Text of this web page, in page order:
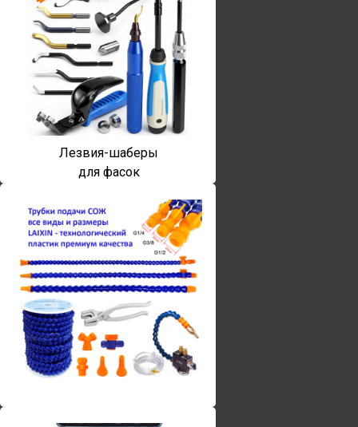
Лезвия-шаберы
для фасок
Винты torx